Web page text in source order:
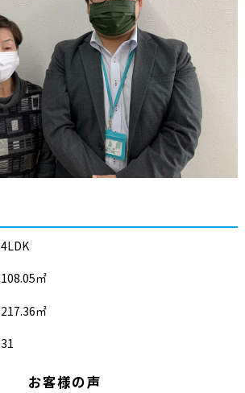
4LDK
108.05㎡
217.36㎡
31
お客様の声